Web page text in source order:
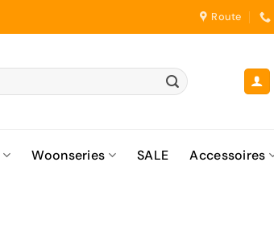
Route
Woonseries SALE Accessoires